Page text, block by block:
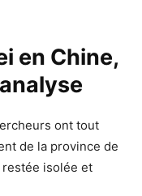
en Chine,
ont tout
de la province de
isolée et